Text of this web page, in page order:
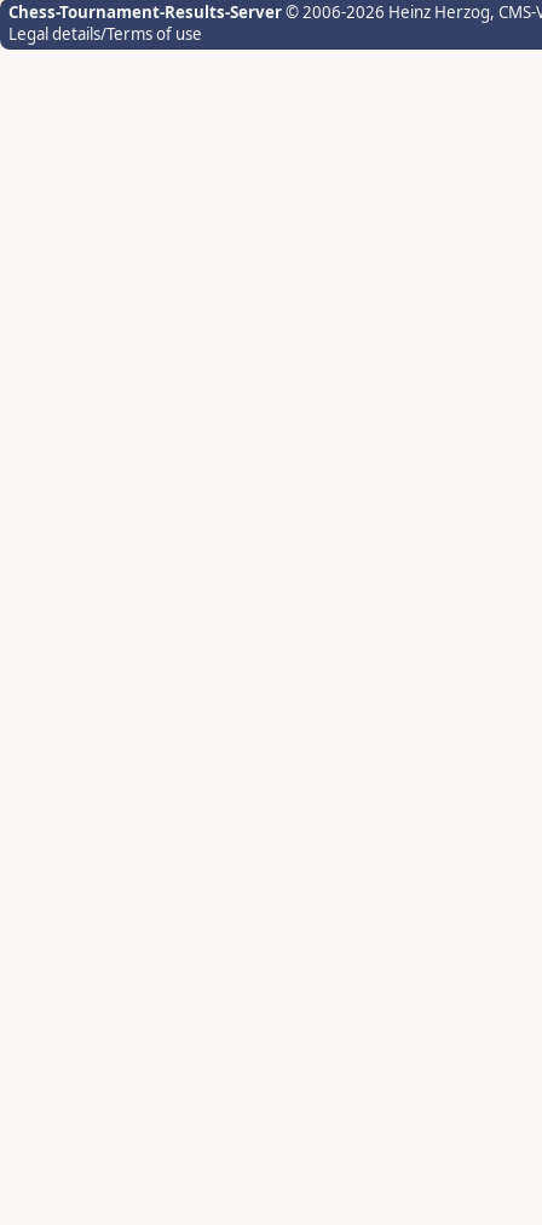
Chess-Tournament-Results-Server© 2006-2026 Heinz Herzog,
Legal details/Terms of use